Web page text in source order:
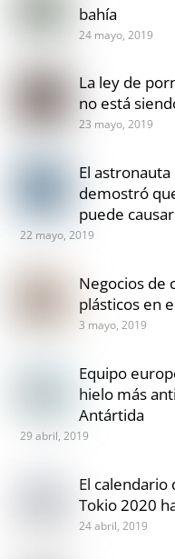
bahía
24 mayo, 2019
La ley de
no está
23 mayo, 2019
El astronauta
demostró
puede
22 mayo, 2019
Negocios de
plásticos en
3 mayo, 2019
Equipo
hielo más
Antártida
29 abril, 2019
El calendario
Tokio 2020
24 abril, 2019